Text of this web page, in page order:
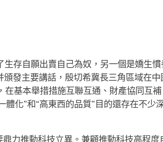
存自願出賣自己為奴，另一個是嬌生
發主要講話，殷切希冀長三角區域在
在基本舉措措施互聯互通、財產協同互
化”和“高東西的品質”目的還存在不少
力推動科技立異。兼顧推動科技高程度